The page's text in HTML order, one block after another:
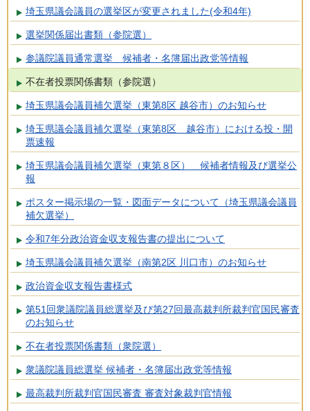
埼玉県議会議員の選挙区が変更されました(令和4年)
選挙関係届出書類（参院選）
参議院議員通常選挙 候補者・名簿届出政党等情報
不在者投票関係書類（参院選）
埼玉県議会議員補欠選挙（東第8区 越谷市）のお知らせ
埼玉県議会議員補欠選挙（東第8区 越谷市）における投・開
票速報
埼玉県議会議員補欠選挙（東第８区） 候補者情報及び選挙公
報
ポスター掲示場の一覧・図面データについて（埼玉県議会議員
補欠選挙）
令和7年分政治資金収支報告書の提出について
埼玉県議会議員補欠選挙（南第2区 川口市）のお知らせ
政治資金収支報告書様式
第51回衆議院議員総選挙及び第27回最高裁判所裁判官国民審査
のお知らせ
不在者投票関係書類（衆院選）
衆議院議員総選挙 候補者・名簿届出政党等情報
最高裁判所裁判官国民審査 審査対象裁判官情報